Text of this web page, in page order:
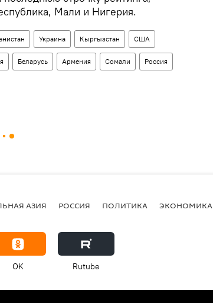
Мали и Нигерия.
Украина Кыргызстан США
Беларусь Армения Сомали Россия
АЗИЯ РОССИЯ ПОЛИТИКА ЭКОНОМИКА
OK Rutube